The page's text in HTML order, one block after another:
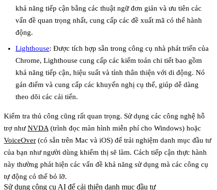
khả năng tiếp cận bằng các thuật ngữ đơn giản và ưu tiên các
vấn đề quan trọng nhất, cung cấp các đề xuất mã có thể hành
động.
Lighthouse: Được tích hợp sẵn trong công cụ nhà phát triển của
Chrome, Lighthouse cung cấp các kiểm toán chi tiết bao gồm
khả năng tiếp cận, hiệu suất và tính thân thiện với di động. Nó
gán điểm và cung cấp các khuyến nghị cụ thể, giúp dễ dàng
theo dõi các cải tiến.
Kiểm tra thủ công cũng rất quan trọng. Sử dụng các công nghệ hỗ
trợ nhưNVDA (trình đọc màn hình miễn phí cho Windows) hoặc
VoiceOver (có sẵn trên Mac và iOS) để trải nghiệm danh mục đầu tư
của bạn như người dùng khiếm thị sẽ làm. Cách tiếp cận thực hành
này thường phát hiện các vấn đề khả năng sử dụng mà các công cụ
tự động có thể bỏ lỡ.
Sử dụng công cụ AI để cải thiện danh mục đầu tư